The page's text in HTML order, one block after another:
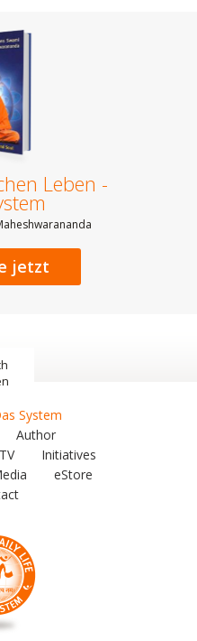
Leben -
jetzt
System
Author
TV
Initiatives
eStore